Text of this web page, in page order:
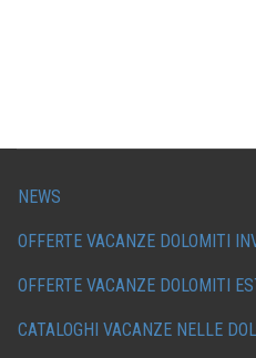
NEWS
OFFERTE VACANZE DOLOMITI
OFFERTE VACANZE DOLOMITI
CATALOGHI VACANZE NELLE